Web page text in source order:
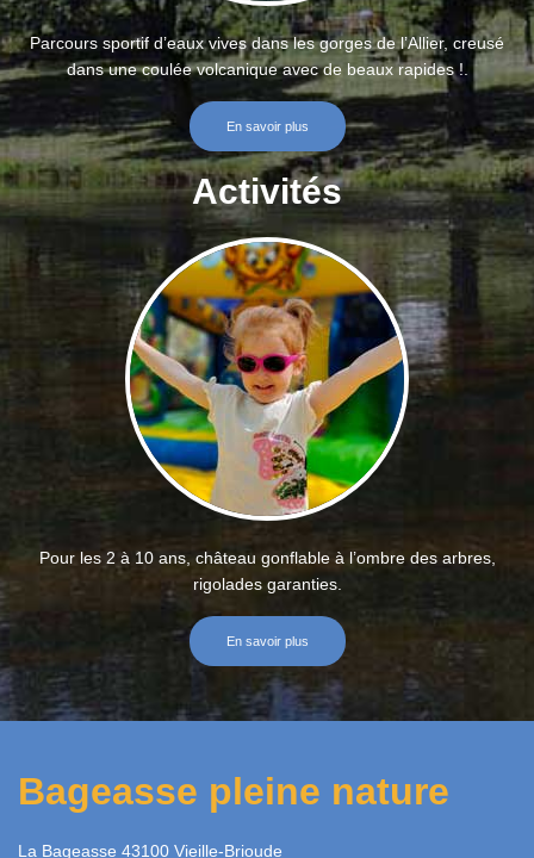
Parcours sportif d’eaux vives dans les gorges de l’Allier, creusé
dans une coulée volcanique avec de beaux rapides !.
En savoir plus
Activités
Pour les 2 à 10 ans, château gonflable à l’ombre des arbres,
rigolades garanties.
En savoir plus
Bageasse pleine nature
La Bageasse 43100 Vieille-Brioude